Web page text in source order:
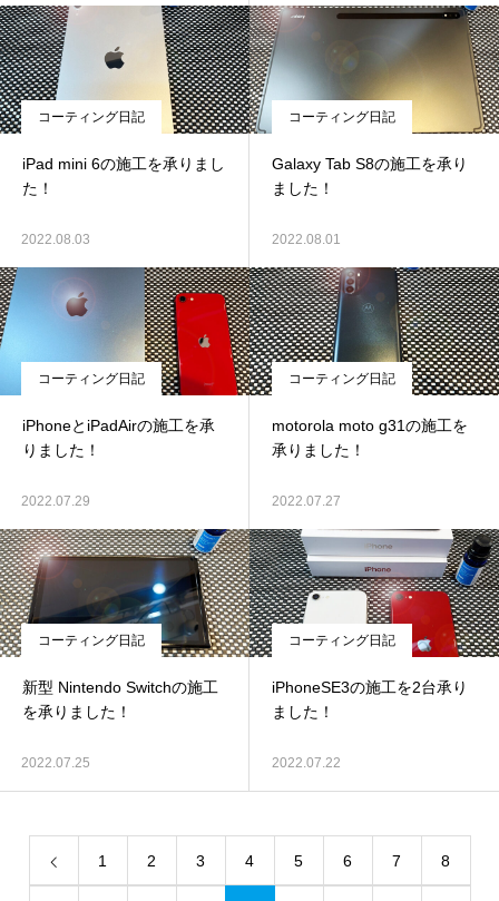
コーティング日記
iPad mini 6の施工を承りまし
た！
2022.08.03
コーティング日記
Galaxy Tab S8の施工を承り
ました！
2022.08.01
コーティング日記
iPhoneとiPadAirの施工を承
りました！
2022.07.29
コーティング日記
motorola moto g31の施工を
承りました！
2022.07.27
コーティング日記
新型 Nintendo Switchの施工
を承りました！
2022.07.25
コーティング日記
iPhoneSE3の施工を2台承り
ました！
2022.07.22
1 2 3 4 5 6 7 8